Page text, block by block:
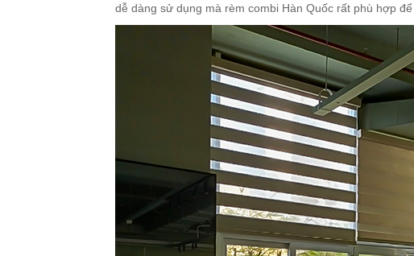
dễ dàng sử dụng mà rèm combi Hàn Quốc rất phù hợp